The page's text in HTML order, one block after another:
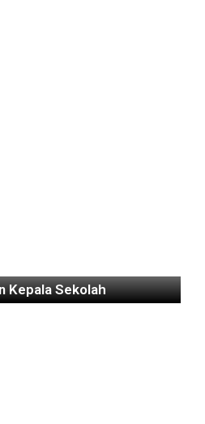
Kepala Sekolah